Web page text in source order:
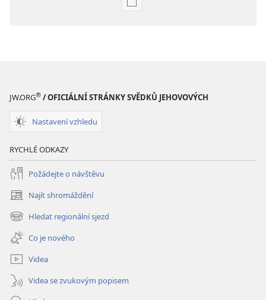
Formáty
Písma
JW.ORG® / OFICIÁLNÍ STRÁNKY SVĚDKŮ JEHOVOVÝCH
Nastavení vzhledu
RYCHLÉ ODKAZY
Požádejte o návštěvu
Najít shromáždění
(otevřeno
nové
okno)
Hledat regionální sjezd
(otevřeno
nové
okno)
Co je nového
Videa
Videa se zvukovým popisem